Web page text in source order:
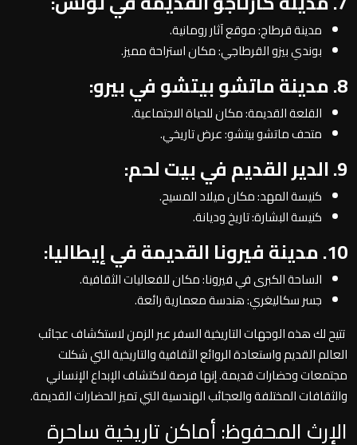
مدينة قرطاج: موقع آثار رومانية.
بوندي بيزو القرطاجي: مكان استراحة مميز.
8. مدينة ماتشو بيتشو في بيرو:
القلعة القديمة: مكان للحياة الاجتماعية.
متحف ماتشو بيتشو: عرض تاريخي.
9. الدير القديم في بيت لحم:
كنيسة المهد: مكان ميلاد المسيح.
كنيسة البشارة: تاريخ وديانة.
10. مدينة فيرونا القديمة في إيطاليا:
الساحة الكبرى في فيرونا: مكان للفعاليات الثقافية.
جسر سكاليغري: هندسة معمارية رائعة.
تتيح لك هذه الوجهات التاريخية السفر عبر الزمن لاستكشاف عجائب
العالم القديم واستعادة الروائع الثقافية والتاريخية التي شكلت
مجتمعات وحضارات قديمة. إنها فرصة لاكتشاف الإبداع الإنساني
والثقافات المختلفة والعجائب الهندسية التي تميز الحضارات القديمة.
الإرث المحفوظ: أماكن تاريخية ساحرة